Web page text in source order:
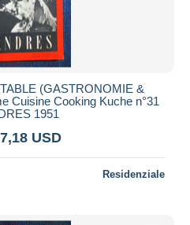
(GASTRONOMIE &
Cuisine Cooking Kuche n°31
1951
USD
Residenziale